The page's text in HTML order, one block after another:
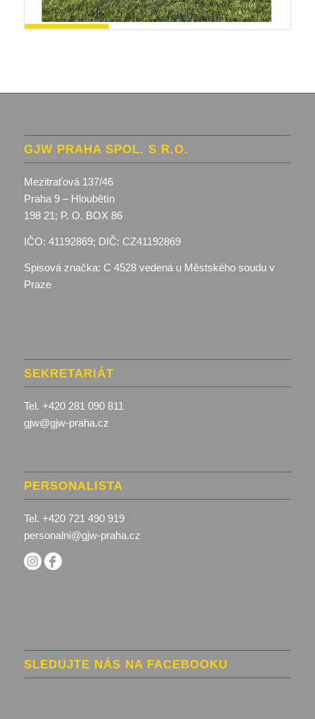
GJW PRAHA SPOL. S R.O.
Mezitraťová 137/46
Praha 9 – Hloubětín
198 21; P. O. BOX 86
IČO: 41192869; DIČ: CZ41192869
Spisová značka: C 4528 vedená u Městského soudu v
Praze
SEKRETARIÁT
Tel. +420 281 090 811
gjw@gjw-praha.cz
PERSONALISTA
Tel. +420 721 490 919
personalni@gjw-praha.cz
SLEDUJTE NÁS NA FACEBOOKU